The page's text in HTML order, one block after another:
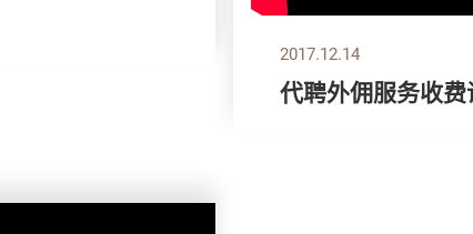
2017.12.14
代聘外佣服务收费